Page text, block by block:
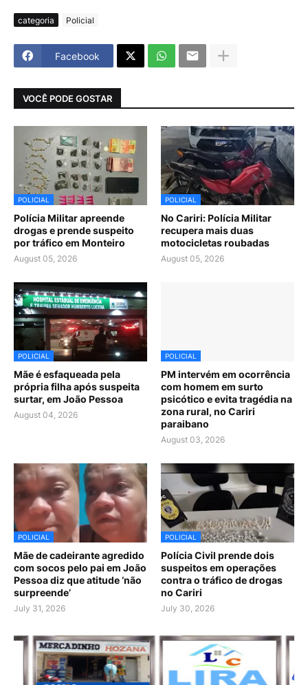
categoria Policial
Facebook
VOCÊ PODE GOSTAR
POLICIAL
Polícia Militar apreende
drogas e prende suspeito
por tráfico em Monteiro
August 05, 2026
POLICIAL
No Cariri: Polícia Militar
recupera mais duas
motocicletas roubadas
August 05, 2026
POLICIAL
Mãe é esfaqueada pela
própria filha após suspeita
surtar, em João Pessoa
August 04, 2026
POLICIAL
PM intervém em ocorrência
com homem em surto
psicótico e evita tragédia na
zona rural, no Cariri
paraibano
August 03, 2026
POLICIAL
Mãe de cadeirante agredido
com socos pelo pai em João
Pessoa diz que atitude ‘não
surpreende’
July 31, 2026
POLICIAL
Polícia Civil prende dois
suspeitos em operações
contra o tráfico de drogas
no Cariri
July 30, 2026